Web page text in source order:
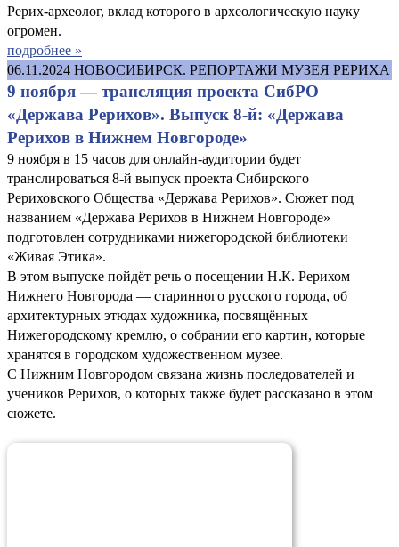
Рерих-археолог, вклад которого в археологическую науку
огромен.
подробнее »
06.11.2024 НОВОСИБИРСК. РЕПОРТАЖИ МУЗЕЯ РЕРИХА
9 ноября — трансляция проекта СибРО
«Держава Рерихов». Выпуск 8-й: «Держава
Рерихов в Нижнем Новгороде»
9 ноября в 15 часов для онлайн-аудитории будет
транслироваться 8-й выпуск проекта Сибирского
Рериховского Общества «Держава Рерихов». Сюжет под
названием «Держава Рерихов в Нижнем Новгороде»
подготовлен сотрудниками нижегородской библиотеки
«Живая Этика».
В этом выпуске пойдёт речь о посещении Н.К. Рерихом
Нижнего Новгорода — старинного русского города, об
архитектурных этюдах художника, посвящённых
Нижегородскому кремлю, о собрании его картин, которые
хранятся в городском художественном музее.
С Нижним Новгородом связана жизнь последователей и
учеников Рерихов, о которых также будет рассказано в этом
сюжете.